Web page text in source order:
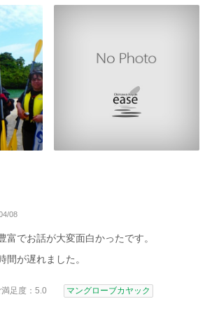
08
富でお話が大変面白かったです。
間が遅れました。
満足度：5.0
マングローブカヤック